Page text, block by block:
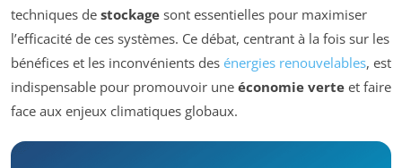
techniques de stockage sont essentielles pour maximiser
l’efficacité de ces systèmes. Ce débat, centrant à la fois sur les
bénéfices et les inconvénients des énergies renouvelables, est
indispensable pour promouvoir une économie verte et faire
face aux enjeux climatiques globaux.